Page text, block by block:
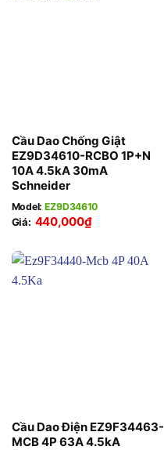
Cầu Dao Chống Giật
EZ9D34610-RCBO 1P+N
10A 4.5kA 30mA
Schneider
Model: EZ9D34610
Giá: 440,000₫
Cầu Dao Điện EZ9F34463-
MCB 4P 63A 4.5kA